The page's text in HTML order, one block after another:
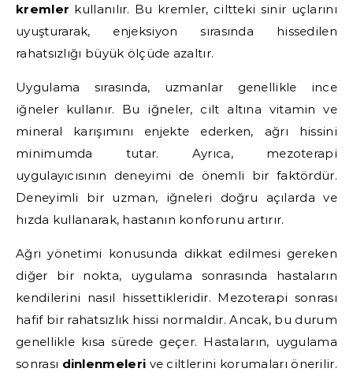
kremler kullanılır. Bu kremler, ciltteki sinir uçlarını
uyuşturarak, enjeksiyon sırasında hissedilen
rahatsızlığı büyük ölçüde azaltır.
Uygulama sırasında, uzmanlar genellikle ince
iğneler kullanır. Bu iğneler, cilt altına vitamin ve
mineral karışımını enjekte ederken, ağrı hissini
minimumda tutar. Ayrıca, mezoterapi
uygulayıcısının deneyimi de önemli bir faktördür.
Deneyimli bir uzman, iğneleri doğru açılarda ve
hızda kullanarak, hastanın konforunu artırır.
Ağrı yönetimi konusunda dikkat edilmesi gereken
diğer bir nokta, uygulama sonrasında hastaların
kendilerini nasıl hissettikleridir. Mezoterapi sonrası
hafif bir rahatsızlık hissi normaldir. Ancak, bu durum
genellikle kısa sürede geçer. Hastaların, uygulama
sonrası dinlenmeleri ve ciltlerini korumaları önerilir.